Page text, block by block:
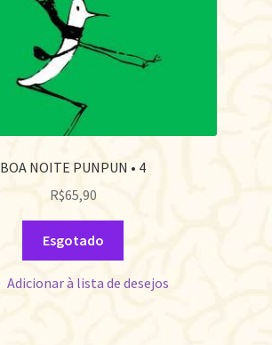
BOA NOITE PUNPUN • 4
R$65,90
Esgotado
Adicionar à lista de desejos